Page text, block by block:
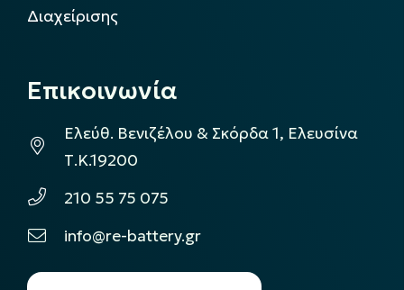
Διαχείρισης
Επικοινωνία
Ελεύθ. Βενιζέλου & Σκόρδα 1, Ελευσίνα
Τ.Κ.19200
210 55 75 075
info@re-battery.gr